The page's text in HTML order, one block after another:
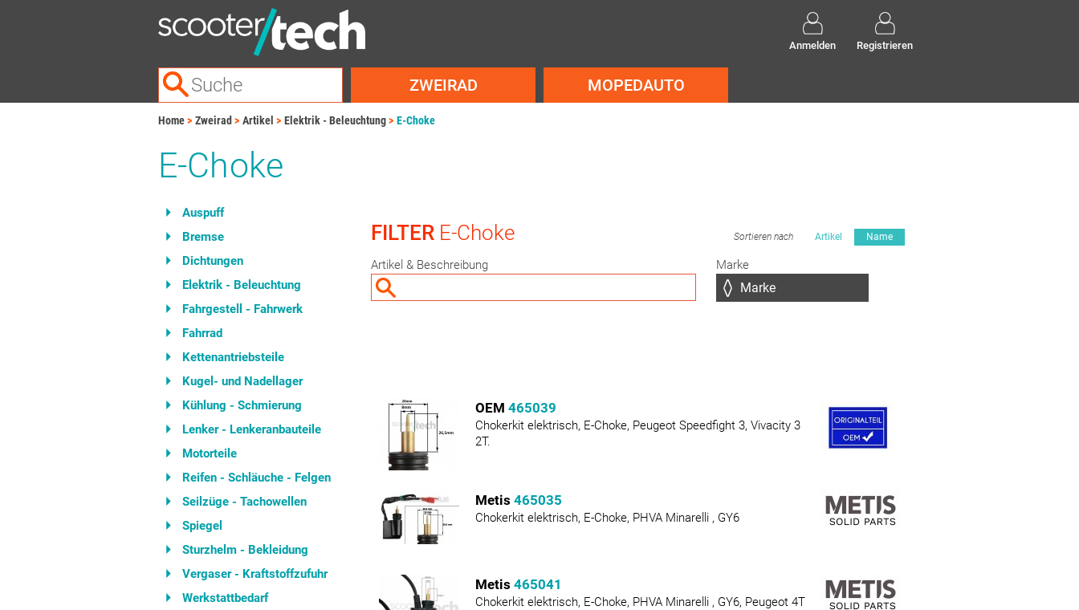
Anmelden Registrieren
ZWEIRAD MOPEDAUTO
Home Zweirad Artikel Elektrik - Beleuchtung E-Choke
E-Choke
Auspuff
Bremse
Dichtungen
Elektrik - Beleuchtung
Fahrgestell - Fahrwerk
Fahrrad
Kettenantriebsteile
Kugel- und Nadellager
Kühlung - Schmierung
Lenker - Lenkeranbauteile
Motorteile
Reifen - Schläuche - Felgen
Seilzüge - Tachowellen
Spiegel
Sturzhelm - Bekleidung
Vergaser - Kraftstoffzufuhr
Werkstattbedarf
FILTER E-Choke Sortieren nach Artikel Name
Artikel & Beschreibung Marke
OEM 465039
Chokerkit elektrisch, E-Choke, Peugeot Speedfight 3, Vivacity 3
2T.
Metis 465035
Chokerkit elektrisch, E-Choke, PHVA Minarelli , GY6
Metis 465041
Chokerkit elektrisch, E-Choke, PHVA Minarelli , GY6, Peugeot 4T